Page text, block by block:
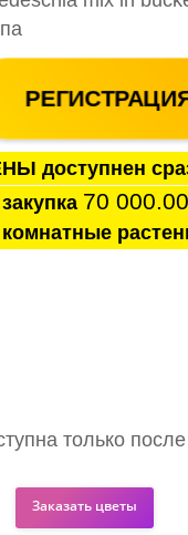
доступнен
70 000.00
только
Заказать цветы